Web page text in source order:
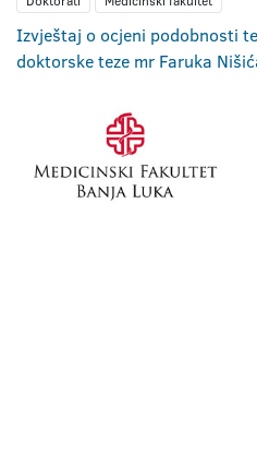
Izvještaj o ocjeni podobnosti
doktorske teze mr Faruka